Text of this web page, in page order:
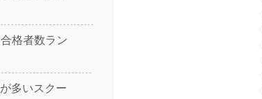
格者数ラン
多いスクー